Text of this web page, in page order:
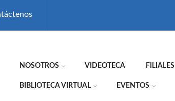
NOSOTROS VIDEOTECA FILIALES
BIBLIOTECA VIRTUAL EVENTOS